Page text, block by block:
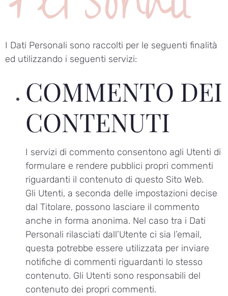
I Dati Personali sono raccolti per le seguenti finalità
ed utilizzando i seguenti servizi:
COMMENTO DEI
CONTENUTI
I servizi di commento consentono agli Utenti di
formulare e rendere pubblici propri commenti
riguardanti il contenuto di questo Sito Web.
Gli Utenti, a seconda delle impostazioni decise
dal Titolare, possono lasciare il commento
anche in forma anonima. Nel caso tra i Dati
Personali rilasciati dall’Utente ci sia l’email,
questa potrebbe essere utilizzata per inviare
notifiche di commenti riguardanti lo stesso
contenuto. Gli Utenti sono responsabili del
contenuto dei propri commenti.